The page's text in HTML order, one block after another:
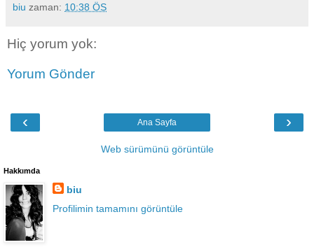
biu zaman: 10:38 ÖS
Hiç yorum yok:
Yorum Gönder
‹ ›
Ana Sayfa
Web sürümünü görüntüle
Hakkımda
biu
Profilimin tamamını görüntüle